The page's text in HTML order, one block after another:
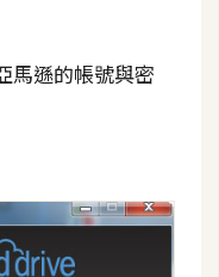
馬遜的帳號與密